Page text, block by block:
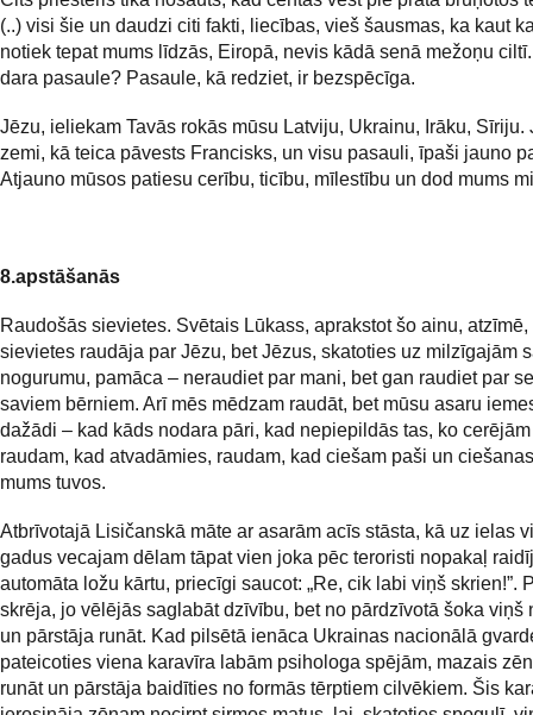
(..) visi šie un daudzi citi fakti, liecības, vieš šausmas, ka kaut
notiek tepat mums līdzās, Eiropā, nevis kādā senā mežoņu
dara pasaule? Pasaule, kā redziet, ir bezspēcīga.
Jēzu, ieliekam Tavās rokās mūsu Latviju, Ukrainu, Irāku, Sīriju.
zemi, kā teica pāvests Francisks, un visu pasauli, īpaši jauno
Atjauno mūsos patiesu cerību, ticību, mīlestību un dod mums
8.apstāšanās
Raudošās sievietes. Svētais Lūkass, aprakstot šo ainu, atzīmē,
sievietes raudāja par Jēzu, bet Jēzus, skatoties uz milzīgajām
nogurumu, pamāca – neraudiet par mani, bet gan raudiet par
saviem bērniem. Arī mēs mēdzam raudāt, bet mūsu asaru
dažādi – kad kāds nodara pāri, kad nepiepildās tas, ko
raudam, kad atvadāmies, raudam, kad ciešam paši un
mums tuvos.
Atbrīvotajā Lisičanskā māte ar asarām acīs stāsta, kā uz ielas
gadus vecajam dēlam tāpat vien joka pēc teroristi nopakaļ
automāta ložu kārtu, priecīgi saucot: „Re, cik labi viņš skrien!”.
skrēja, jo vēlējās saglabāt dzīvību, bet no pārdzīvotā šoka viņš
un pārstāja runāt. Kad pilsētā ienāca Ukrainas nacionālā
pateicoties viena karavīra labām psihologa spējām, mazais
runāt un pārstāja baidīties no formās tērptiem cilvēkiem. Šis